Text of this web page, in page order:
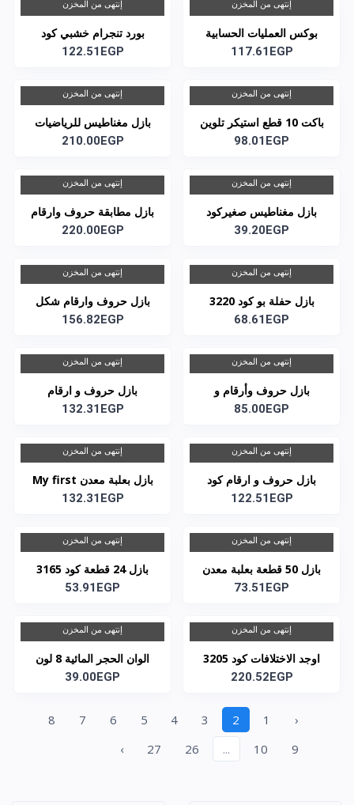
إنتهى من المخزن
بوكس العمليات الحسابية
كود 3035
117.61EGP
إنتهى من المخزن
بورد تنجرام خشبي كود
3167
122.51EGP
إنتهى من المخزن
باكت 10 قطع استيكر تلوين
بالرمل صغير كود 2058
98.01EGP
إنتهى من المخزن
بازل مغناطيس للرياضيات
كود 3071
210.00EGP
إنتهى من المخزن
بازل مغناطيس صغيركود
3186
39.20EGP
إنتهى من المخزن
بازل مطابقة حروف وارقام
كود 3129
220.00EGP
إنتهى من المخزن
بازل حفلة بو كود 3220
68.61EGP
إنتهى من المخزن
بازل حروف وارقام شكل
بيت كود 3188
156.82EGP
إنتهى من المخزن
بازل حروف وأرقام و
اشكال كود 3059
85.00EGP
إنتهى من المخزن
بازل حروف و ارقام
كود3247
132.31EGP
إنتهى من المخزن
بازل حروف و ارقام كود
3254
122.51EGP
إنتهى من المخزن
بازل بعلبة معدن My first
puzzle كود 1091
132.31EGP
إنتهى من المخزن
بازل 50 قطعة بعلبة معدن
كود 3209
73.51EGP
إنتهى من المخزن
بازل 24 قطعة كود 3165
53.91EGP
إنتهى من المخزن
اوجد الاختلافات كود 3205
220.52EGP
إنتهى من المخزن
الوان الحجر المائية 8 لون
كود 3184
39.00EGP
‹
1
2
3
4
5
6
7
8
9
10
...
26
27
›